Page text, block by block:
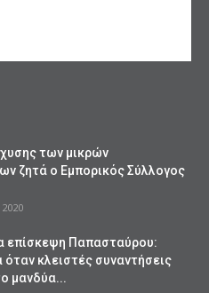
των μικρών
ζητά ο Εμπορικός Σύλλογος
επίσκεψη Παπασταύρου:
όταν κλειστές συναντήσεις
μανδύα...